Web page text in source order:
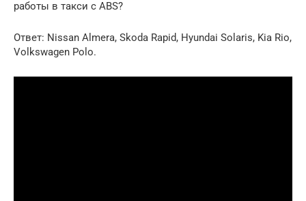
работы в такси с ABS?
Ответ: Nissan Almera, Skoda Rapid, Hyundai Solaris, Kia Rio,
Volkswagen Polo.